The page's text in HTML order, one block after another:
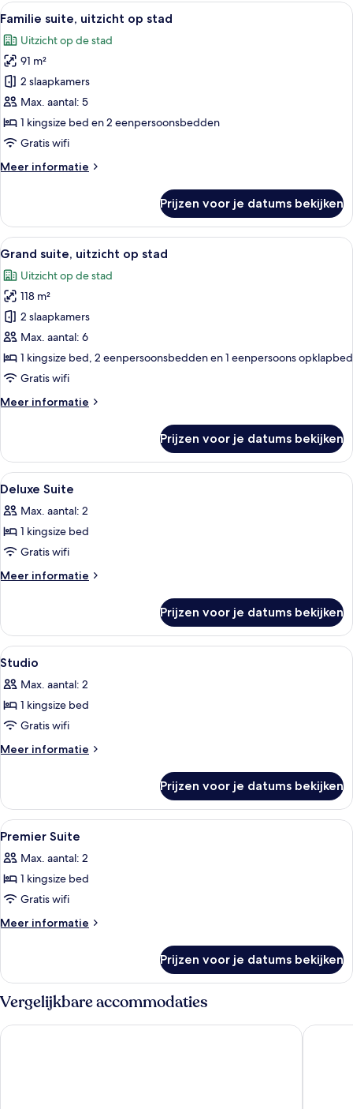
op
Alle
foto's
voor
Familie
suite,
uitzicht
op
stad
Een moderne hotelkamer met een
9
Familie suite, uitzicht op stad
Uitzicht op de stad
91 m²
2 slaapkamers
Max. aantal: 5
1 kingsize bed en 2 eenpersoonsbedden
Gratis wifi
Meer informatie
Meer
suite,
uitzicht
op
Prijzen voor je datums bekijken
Alle
foto's
voor
Grand
suite,
uitzicht
op
stad
Een moderne hotelkamer met een
14
Grand suite, uitzicht op stad
Uitzicht op de stad
118 m²
2 slaapkamers
Max. aantal: 6
1 kingsize bed, 2 eenpersoonsbedden en 1 eenpersoons opklapbed
Gratis wifi
Meer informatie
Meer
suite,
uitzicht
op
Prijzen voor je datums bekijken
Alle
foto's
voor
Deluxe
Suite
laden
Luxe beddengoed, een kluis op de
6
Deluxe Suite
Max. aantal: 2
1 kingsize bed
Gratis wifi
Meer informatie
Meer
Suite
Prijzen voor je datums bekijken
Alle
foto's
voor
Studio
laden
Luxe beddengoed, een kluis op de
5
Studio
Max. aantal: 2
1 kingsize bed
Gratis wifi
Meer informatie
Meer
Prijzen voor je datums bekijken
Alle
foto's
voor
Premier
Suite
laden
Luxe beddengoed, een kluis op de
7
Premier Suite
Max. aantal: 2
1 kingsize bed
Gratis wifi
Meer informatie
Meer
Suite
Prijzen voor je datums bekijken
Vergelijkbare accommodaties
Sherwood Residence Sedona